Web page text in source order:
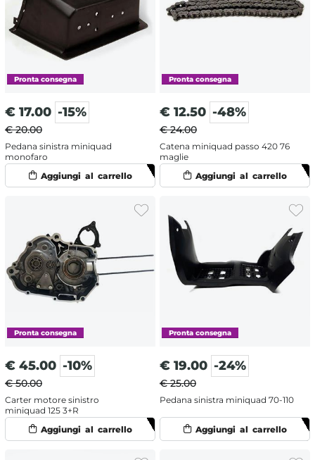
€ 17.00 -15%
€ 20.00
Pedana sinistra miniquad
monofaro
€ 12.50 -48%
€ 24.00
Catena miniquad passo 420 76
maglie
€ 45.00 -10%
€ 50.00
Carter motore sinistro
miniquad 125 3+R
€ 19.00 -24%
€ 25.00
Pedana sinistra miniquad 70-110